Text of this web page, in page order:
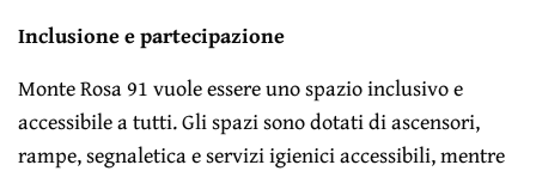
Inclusione e partecipazione
Monte Rosa 91 vuole essere uno spazio inclusivo e
accessibile a tutti. Gli spazi sono dotati di ascensori,
rampe, segnaletica e servizi igienici accessibili, mentre